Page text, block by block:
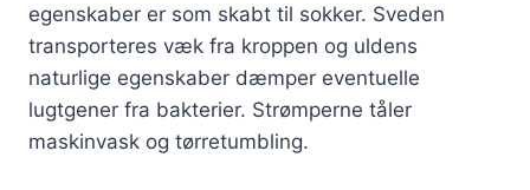
egenskaber er som skabt til sokker. Sveden
transporteres væk fra kroppen og uldens
naturlige egenskaber dæmper eventuelle
lugtgener fra bakterier. Strømperne tåler
maskinvask og tørretumbling.